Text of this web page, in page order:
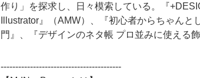
作り」を探求し、日々模索している。『
Illustrator』（AMW）、『初心者からちゃん
門』、『デザインのネタ帳 プロ並みに使える
-----------------------------------------